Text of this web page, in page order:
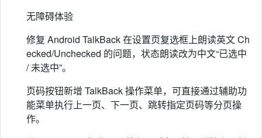
无障碍体验
修复 Android TalkBack 在设置页复选框上朗读英文 Ch
ecked/Unchecked 的问题，状态朗读改为中文“已选中
/ 未选中”。
页码按钮新增 TalkBack 操作菜单，可直接通过辅助功
能菜单执行上一页、下一页、跳转指定页码等分页操
作。